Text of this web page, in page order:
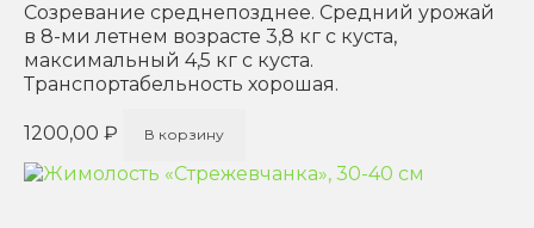
Созревание среднепозднее. Средний урожай
в 8-ми летнем возрасте 3,8 кг с куста,
максимальный 4,5 кг с куста.
Транспортабельность хорошая.
1200,00 ₽ В корзину